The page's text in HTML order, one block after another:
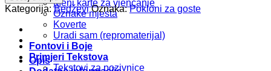
Meni karte za vjenčanje
Oznake mjesta
Koverte
Uradi sam (repromaterijal)
Fontovi i Boje
Primjeri Tekstova
Tekstovi za pozivnice
količina
Kategorija:Bedževi Oznaka:Pokloni za goste
Opis